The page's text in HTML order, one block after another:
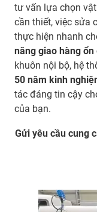
tư vấn lựa chọn
cần thiết, việc sửa
thực hiện nhanh
năng giao hàng ổn
khuôn nội bộ, hệ
50 năm kinh
tác đáng tin cậy
của bạn.
Gửi yêu cầu cung